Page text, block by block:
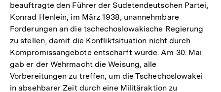
beauftragte den Führer der Sudetendeutschen Partei,
Konrad Henlein, im März 1938, unannehmbare
Forderungen an die tschechoslowakische Regierung
zu stellen, damit die Konfliktsituation nicht durch
Kompromissangebote entschärft würde. Am 30. Mai
gab er der Wehrmacht die Weisung, alle
Vorbereitungen zu treffen, um die Tschechoslowakei
in absehbarer Zeit durch eine Militäraktion zu